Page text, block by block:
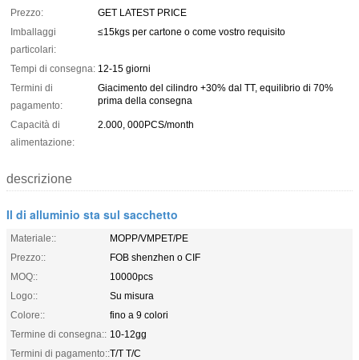
Prezzo:
GET LATEST PRICE
Imballaggi
particolari:
≤15kgs per cartone o come vostro requisito
Tempi di consegna: 12-15 giorni
Termini di
pagamento:
Giacimento del cilindro +30% dal TT, equilibrio di 70%
prima della consegna
Capacità di
alimentazione:
2.000, 000PCS/month
descrizione
Il di alluminio sta sul sacchetto
Materiale::
MOPP/VMPET/PE
Prezzo::
FOB shenzhen o CIF
MOQ::
10000pcs
Logo::
Su misura
Colore::
fino a 9 colori
Termine di consegna:: 10-12gg
Termini di pagamento::T/T T/C